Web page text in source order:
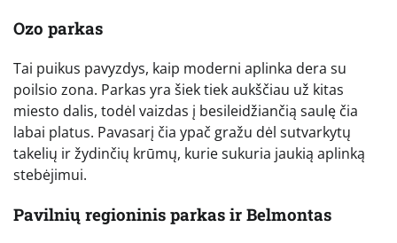
Ozo parkas
Tai puikus pavyzdys, kaip moderni aplinka dera su
poilsio zona. Parkas yra šiek tiek aukščiau už kitas
miesto dalis, todėl vaizdas į besileidžiančią saulę čia
labai platus. Pavasarį čia ypač gražu dėl sutvarkytų
takelių ir žydinčių krūmų, kurie sukuria jaukią aplinką
stebėjimui.
Pavilnių regioninis parkas ir Belmontas